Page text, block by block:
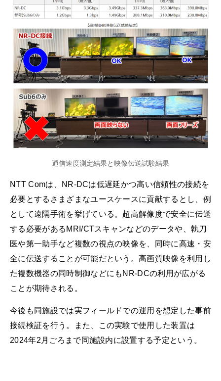
通信速度測定結果と映像伝送試験結果
NTT Comは、NR-DCは低遅延かつ高い信頼性の接続を
必要とするさまざまなユースケースに貢献するとし、例
として遠隔手術を挙げている。超高解像度で安全に伝送
する必要があるMRI/CTスキャンなどのデータや、執刀
医や第一助手など複数の視点の映像を、同時に高速・安
全に伝送することが可能だという。高画質映像を利用し
た複数機器の同時制御などにもNR-DCの利用が広がる
ことが期待される。
今後も同施設では実フィールドでの運用を想定した事前
接続検証を行う。また、この実験で使用した装置は
2024年2月ごろまで同施設内に設置する予定という。